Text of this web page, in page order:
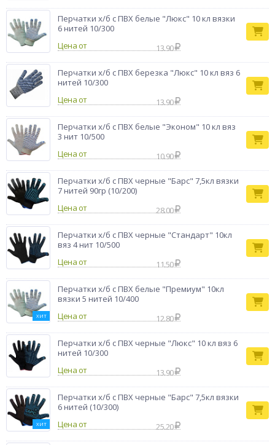
Перчатки х/б с ПВХ белые "Люкс" 10 кл вязки
6 нитей 10/300
Цена от
13.90
Перчатки х/б с ПВХ березка "Люкс" 10 кл вяз 6
нитей 10/300
Цена от
13.90
Перчатки х/б с ПВХ белые "Эконом" 10 кл вяз
3 нит 10/500
Цена от
10.90
Перчатки х/б с ПВХ черные "Барс" 7,5кл вязки
7 нитей 90гр (10/200)
Цена от
28.00
Перчатки х/б с ПВХ черные "Стандарт" 10кл
вяз 4 нит 10/500
Цена от
11.50
ХИТ
Перчатки х/б с ПВХ белые "Премиум" 10кл
вязки 5 нитей 10/400
Цена от
12.80
Перчатки х/б с ПВХ черные "Люкс" 10 кл вяз 6
нитей 10/300
Цена от
13.90
ХИТ
Перчатки х/б с ПВХ черные "Барс" 7,5кл вязки
6 нитей (10/300)
Цена от
25.20